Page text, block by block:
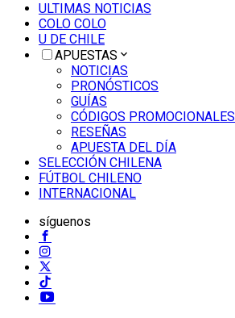
ULTIMAS NOTICIAS
COLO COLO
U DE CHILE
APUESTAS
NOTICIAS
PRONÓSTICOS
GUÍAS
CÓDIGOS PROMOCIONALES
RESEÑAS
APUESTA DEL DÍA
SELECCIÓN CHILENA
FÚTBOL CHILENO
INTERNACIONAL
síguenos